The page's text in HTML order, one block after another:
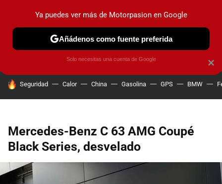
PRUEBAS COCHES ELÉCTRICOS OBSERVATORIO
HOY SE HABLA DE
Seguridad Calor China Gasolina GPS BMW
Mercedes-Benz C 63 AMG Coupé
Black Series, desvelado
×
Ya puedes ver más de Motorpasion en Google
Añádenos como fuente preferida
Solo necesitas una cuenta de Google